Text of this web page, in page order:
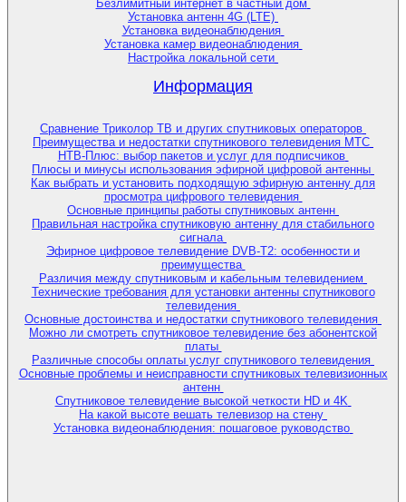
Безлимитный интернет в частный дом
Установка антенн 4G (LTE)
Установка видеонаблюдения
Установка камер видеонаблюдения
Настройка локальной сети
Информация
Сравнение Триколор ТВ и других спутниковых операторов
Преимущества и недостатки спутникового телевидения МТС
НТВ-Плюс: выбор пакетов и услуг для подписчиков
Плюсы и минусы использования эфирной цифровой антенны
Как выбрать и установить подходящую эфирную антенну для
просмотра цифрового телевидения
Основные принципы работы спутниковых антенн
Правильная настройка спутниковую антенну для стабильного
сигнала
Эфирное цифровое телевидение DVB-T2: особенности и
преимущества
Различия между спутниковым и кабельным телевидением
Технические требования для установки антенны спутникового
телевидения
Основные достоинства и недостатки спутникового телевидения
Можно ли смотреть спутниковое телевидение без абонентской
платы
Различные способы оплаты услуг спутникового телевидения
Основные проблемы и неисправности спутниковых телевизионных
антенн
Спутниковое телевидение высокой четкости HD и 4K
На какой высоте вешать телевизор на стену
Установка видеонаблюдения: пошаговое руководство